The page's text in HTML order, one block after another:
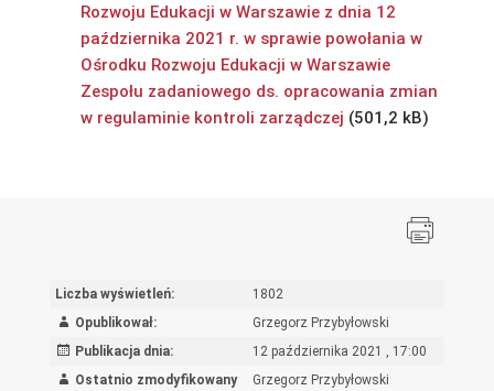
Rozwoju Edukacji w Warszawie z dnia 12
października 2021 r. w sprawie powołania w
Ośrodku Rozwoju Edukacji w Warszawie
Zespołu zadaniowego ds. opracowania zmian
w regulaminie kontroli zarządczej
Liczba wyświetleń:
1802
Opublikował:
Grzegorz Przybyłowski
Publikacja dnia:
12 października 2021 , 17:00
Ostatnio zmodyfikowany
Grzegorz Przybyłowski